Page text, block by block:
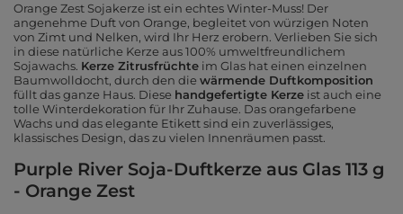
Orange Zest Sojakerze ist ein echtes Winter-Muss! Der
angenehme Duft von Orange, begleitet von würzigen Noten
von Zimt und Nelken, wird Ihr Herz erobern. Verlieben Sie sich
in diese natürliche Kerze aus 100% umweltfreundlichem
Sojawachs. Kerze Zitrusfrüchte im Glas hat einen einzelnen
Baumwolldocht, durch den die wärmende Duftkomposition
füllt das ganze Haus. Diese handgefertigte Kerze ist auch eine
tolle Winterdekoration für Ihr Zuhause. Das orangefarbene
Wachs und das elegante Etikett sind ein zuverlässiges,
klassisches Design, das zu vielen Innenräumen passt.
Purple River Soja-Duftkerze aus Glas 113 g
- Orange Zest